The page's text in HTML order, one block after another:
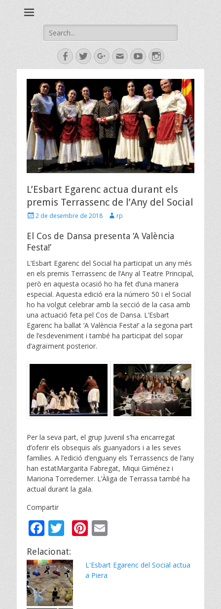
Search
for:
Facebook
TwitterGoogleplus
EmailYouTubeInstagram
L’Esbart Egarenc actua durant els
premis Terrassenc de l’Any del Social
Posted
2 de desembre de 2018 Author
rp
El Cos de Dansa presenta ‘A València
Festa!’
L’Esbart Egarenc del Social ha participat un any més
en els premis Terrassenc de l’Any al Teatre Principal,
però en aquesta ocasió ho ha fet d’una manera
especial. Aquesta edició era la número 50 i el Social
ho ha volgut celebrar amb la secció de la casa amb
una actuació feta pel Cos de Dansa. L’Esbart
Egarenc ha ballat ‘A València Festa!’ a la segona part
de l’esdeveniment i també ha participat del sopar
d’agraïment posterior.
Per la seva part, el grup Juvenil s’ha encarregat
d’oferir els obsequis als guanyadors i a les seves
famílies. A l’edició d’enguany els Terrassencs de l’any
han estatMargarita Fabregat, Miqui Giménez i
Mariona Torredemer. L’Àliga de Terrassa també ha
actual durant la gala.
Compartir
F
ac
e
b
o
T
w
itt
er
Pi
er
e
ai
Relacionat:
L'Esbart Egarenc del Social actua
a Piera